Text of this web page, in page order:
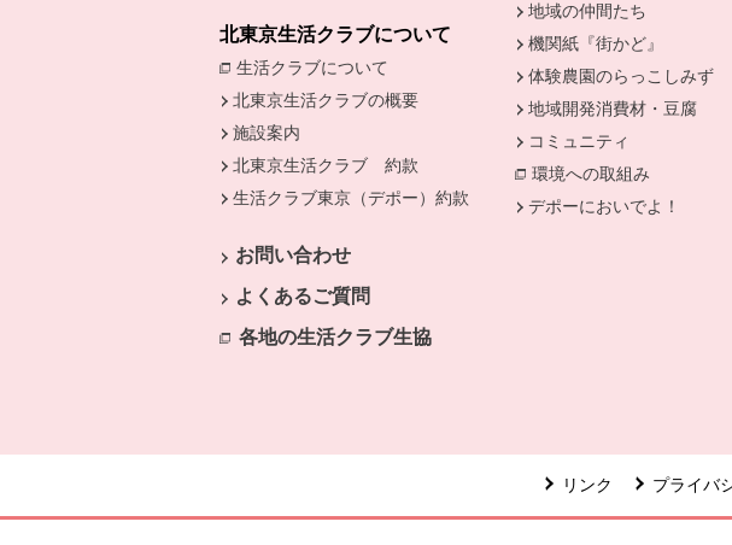
北東京生活クラブについて
生活クラブについて
別のウィンドウで開きます。
北東京生活クラブの概要
施設案内
北東京生活クラブ 約款
生活クラブ東京（デポー）約款
別のウィンドウで開きます。
お問い合わせ
よくあるご質問
各地の生活クラブ生協
地域の仲間たち
機関紙『街かど』
体験農園のらっこしみず
地域開発消費材・豆腐
コミュニティ
環境への取組み
別のウィンドウで開きます
デポーにおいでよ！
リンク プライバ